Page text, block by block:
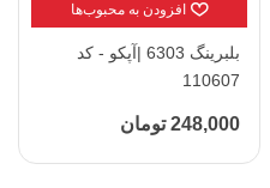
افزودن به محبوب‌ها
بلبرینگ 6303 |آپکو - کد
110607
248,000 تومان